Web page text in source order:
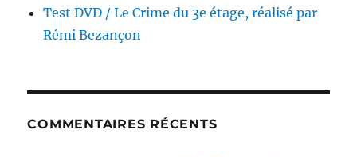
Test DVD / Le Crime du 3e étage, réalisé par
Rémi Bezançon
COMMENTAIRES RÉCENTS